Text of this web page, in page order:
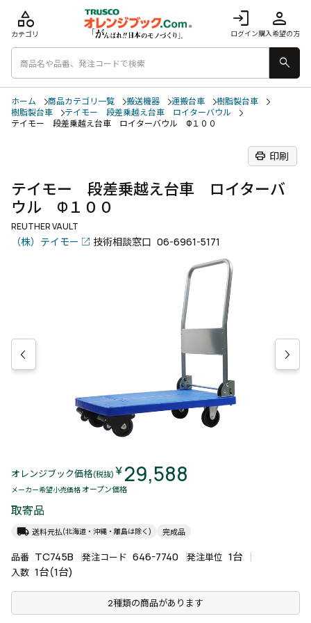
login
ログイン
person
購入希望の方
category
カテゴリ
search
ホーム 商品カテゴリ一覧 搬送機器 運搬台車
樹脂製台車
樹脂製台車
テイモー 段差乗越え台車 ロイターバウル
テイモー 段差乗越え台車 ロイターバウル Φ１００
print 印刷
テイモー 段差乗越え台車 ロイターバ
ウル Φ１００
REUTHER VAULT
（株）テイモー 技術相談窓口 06-6961-5171
オレンジブック価格(税抜) ￥29,588
メーカー希望小売価格 オープン価格
取寄品
local_shipping 送料元払(北海道・沖縄・離島は除く) 完成品
品番 TC745B 発注コード 646-7740 発注単位 1台
入数 1台(1台)
2種類の商品があります